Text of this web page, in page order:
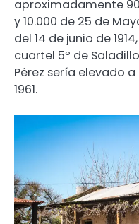
aproximadamente
y 10.000 de 25 de
del 14 de junio de
cuartel 5º de
Pérez sería elevado
1961.